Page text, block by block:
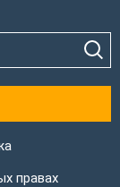
правах